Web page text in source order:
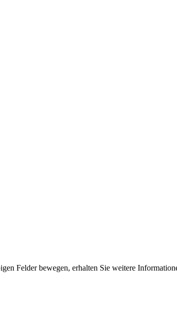
Felder bewegen, erhalten Sie weitere